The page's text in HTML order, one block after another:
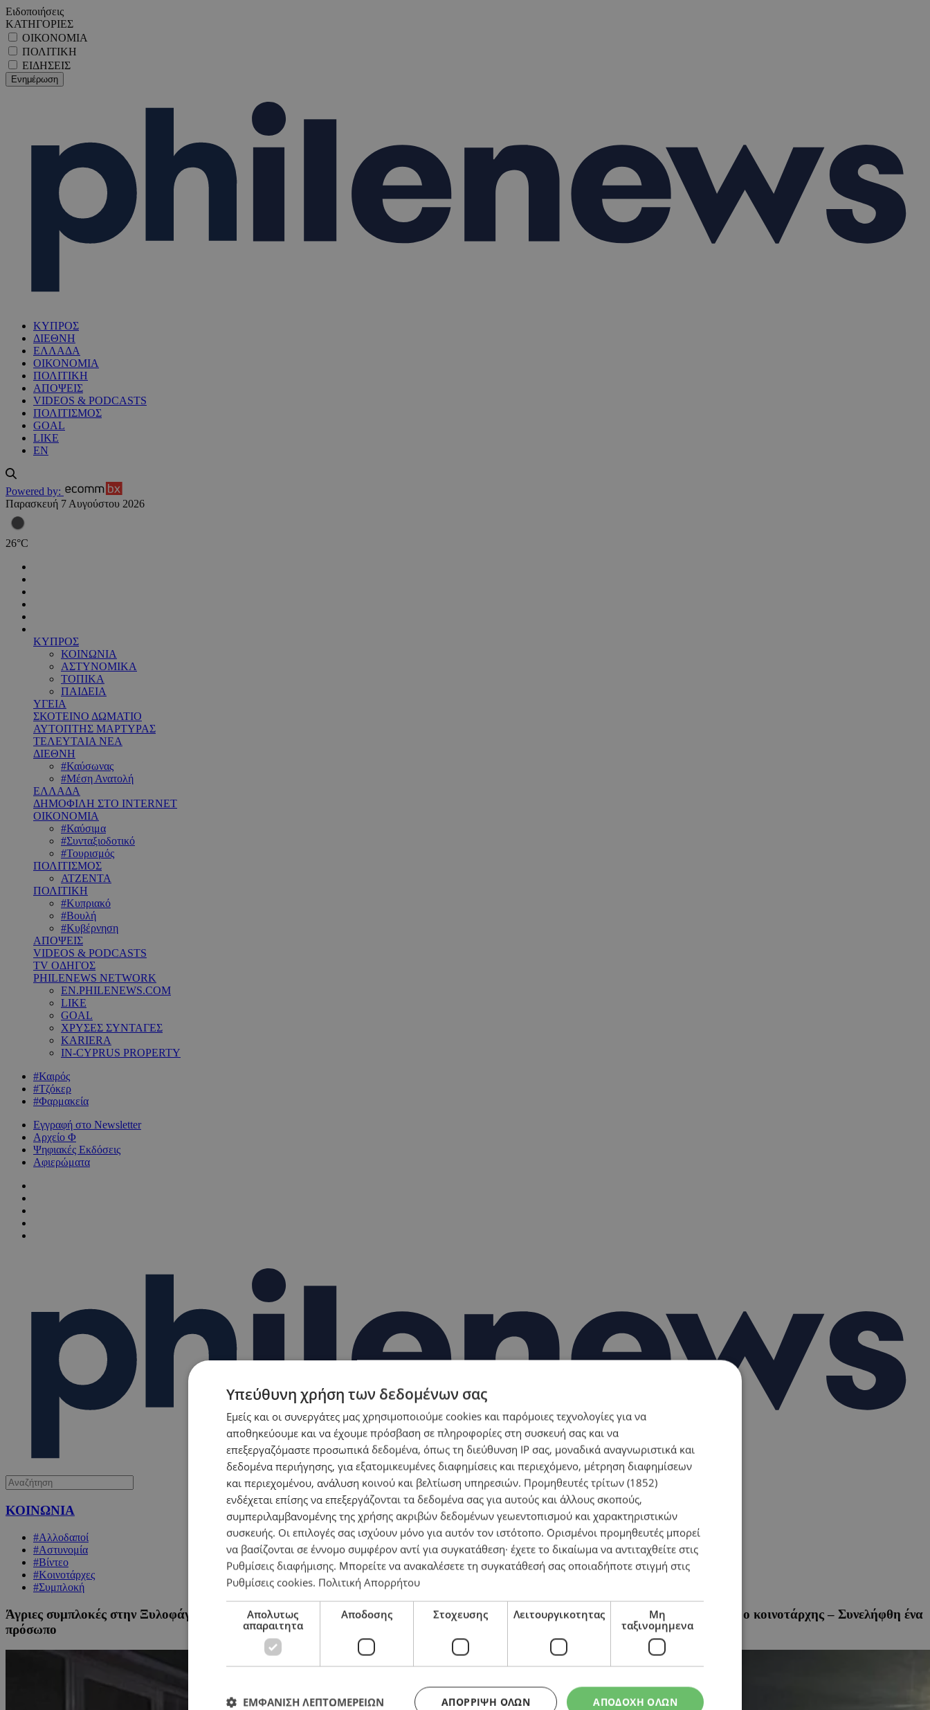
Ειδοποιήσεις
ΚΑΤΗΓΟΡΙΕΣ
ΟΙΚΟΝΟΜΙΑ
ΠΟΛΙΤΙΚΗ
ΕΙΔΗΣΕΙΣ
ΚΥΠΡΟΣ
ΔΙΕΘΝΗ
ΕΛΛΑΔΑ
ΟΙΚΟΝΟΜΙΑ
ΠΟΛΙΤΙΚΗ
ΑΠΟΨΕΙΣ
VIDEOS & PODCASTS
ΠΟΛΙΤΙΣΜΟΣ
GOAL
LIKE
EN
Powered by:
Παρασκευή 7 Αυγούστου 2026
26°C
ΚΥΠΡΟΣ
ΚΟΙΝΩΝΙΑ
ΑΣΤΥΝΟΜΙΚΑ
ΤΟΠΙΚΑ
ΠΑΙΔΕΙΑ
ΥΓΕΙΑ
ΣΚΟΤΕΙΝΟ ΔΩΜΑΤΙΟ
ΑΥΤΟΠΤΗΣ ΜΑΡΤΥΡΑΣ
ΤΕΛΕΥΤΑΙΑ ΝΕΑ
ΔΙΕΘΝΗ
#Καύσωνας
#Μέση Ανατολή
ΕΛΛΑΔΑ
ΔΗΜΟΦΙΛΗ ΣΤΟ INTERNET
ΟΙΚΟΝΟΜΙΑ
#Καύσιμα
#Συνταξιοδοτικό
#Τουρισμός
ΠΟΛΙΤΙΣΜΟΣ
ΑΤΖΕΝΤΑ
ΠΟΛΙΤΙΚΗ
#Κυπριακό
#Βουλή
#Κυβέρνηση
ΑΠΟΨΕΙΣ
VIDEOS & PODCASTS
TV ΟΔΗΓΟΣ
PHILENEWS NETWORK
EN.PHILENEWS.COM
LIKE
GOAL
ΧΡΥΣΕΣ ΣΥΝΤΑΓΕΣ
KARIERA
IN-CYPRUS PROPERTY
#Καιρός
#Τζόκερ
#Φαρμακεία
Εγγραφή στο Newsletter
Αρχείο Φ
Ψηφιακές Εκδόσεις
Αφιερώματα
ΚΟΙΝΩΝΙΑ
#Αλλοδαποί
#Αστυνομία
#Βίντεο
#Κοινοτάρχες
#Συμπλοκή
Άγριες συμπλοκές στην Ξυλοφάγου: «Είδαν αυτοκίνητο με ιλιγγιώδη ταχύτητα να κατευθύνεται σε ανθρώπους» – Τι καταγγέλλει ο κοινοτάρχης – Συνελήφθη ένα
πρόσωπο
Υπεύθυνη χρήση των δεδομένων σας
Εμείς και οι συνεργάτες μας χρησιμοποιούμε cookies και παρόμοιες τεχνολογίες για να
αποθηκεύουμε και να έχουμε πρόσβαση σε πληροφορίες στη συσκευή σας και να
επεξεργαζόμαστε προσωπικά δεδομένα, όπως τη διεύθυνση IP σας, μοναδικά αναγνωριστικά και
δεδομένα περιήγησης, για εξατομικευμένες διαφημίσεις και περιεχόμενο, μέτρηση διαφημίσεων
και περιεχομένου, ανάλυση κοινού και βελτίωση υπηρεσιών. Προμηθευτές τρίτων (1852)
ενδέχεται επίσης να επεξεργάζονται τα δεδομένα σας για αυτούς και άλλους σκοπούς,
συμπεριλαμβανομένης της χρήσης ακριβών δεδομένων γεωεντοπισμού και χαρακτηριστικών
συσκευής. Οι επιλογές σας ισχύουν μόνο για αυτόν τον ιστότοπο. Ορισμένοι προμηθευτές μπορεί
να βασίζονται σε έννομο συμφέρον αντί για συγκατάθεση· έχετε το δικαίωμα να αντιταχθείτε στις
Ρυθμίσεις διαφήμισης. Μπορείτε να ανακαλέσετε τη συγκατάθεσή σας οποιαδήποτε στιγμή στις
Ρυθμίσεις cookies. Πολιτική Απορρήτου
Απολυτως
απαραιτητα
Αποδοσης Στοχευσης Λειτουργικοτητας
Μη
ταξινομημενα
ΑΠΟΔΟΧΗ ΟΛΩΝ
ΑΠΌΡΡΙΨΗ ΌΛΩΝ
ΕΜΦΑΝΙΣΗ ΛΕΠΤΟΜΕΡΕΙΩΝ